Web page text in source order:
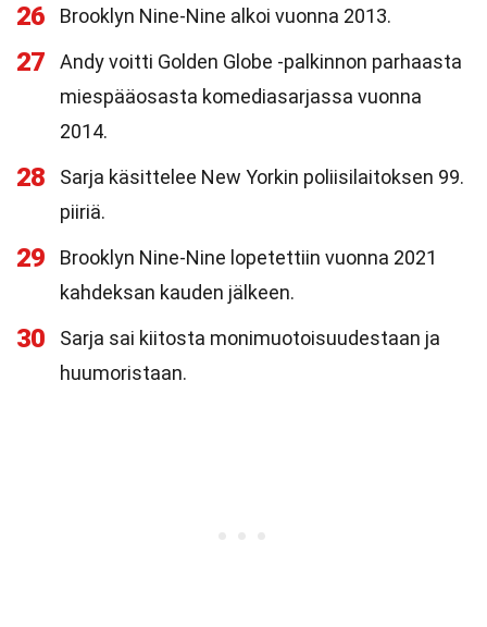
26 Brooklyn Nine-Nine alkoi vuonna 2013.
27
Andy voitti Golden Globe -palkinnon parhaasta
miespääosasta komediasarjassa vuonna
2014.
28
Sarja käsittelee New Yorkin poliisilaitoksen 99.
piiriä.
29
Brooklyn Nine-Nine lopetettiin vuonna 2021
kahdeksan kauden jälkeen.
30
Sarja sai kiitosta monimuotoisuudestaan ja
huumoristaan.